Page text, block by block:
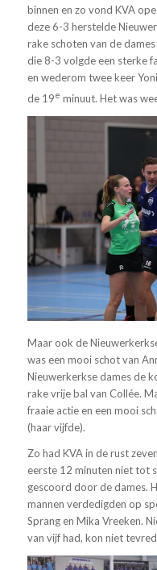
binnen en zo vond KVA
deze 6-3 herstelde
rake schoten van de
die 8-3 volgde een sterke
en wederom twee keer
de 19e minuut. Het was
Maar ook de
was een mooi schot van
Nieuwerkerkse dames de
rake vrije bal van Collée.
fraaie actie en een mooi
(haar vijfde).
Zo had KVA in de rust
eerste 12 minuten niet tot
gescoord door de dames.
mannen verdedigden op
Sprang en Mika Vreeken.
van vijf had, kon niet